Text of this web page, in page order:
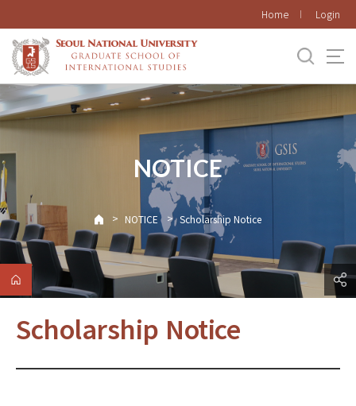
메뉴
Home Login
NOTICE
> NOTICE > Scholarship Notice
Scholarship Notice